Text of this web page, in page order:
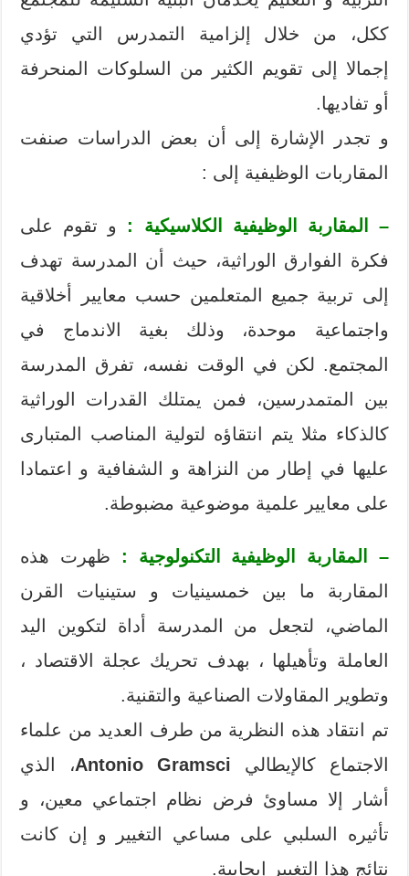
ككل، من خلال إلزامية التمدرس التي تؤدي
إجمالا إلى تقويم الكثير من السلوكات المنحرفة
أو تفاديها.
و تجدر الإشارة إلى أن بعض الدراسات صنفت
المقاربات الوظيفية إلى :
– المقاربة الوظيفية الكلاسيكية : و تقوم على
فكرة الفوارق الوراثية، حيث أن المدرسة تهدف
إلى تربية جميع المتعلمين حسب معايير أخلاقية
واجتماعية موحدة، وذلك بغية الاندماج في
المجتمع. لكن في الوقت نفسه، تفرق المدرسة
بين المتمدرسين، فمن يمتلك القدرات الوراثية
كالذكاء مثلا يتم انتقاؤه لتولية المناصب المتبارى
عليها في إطار من النزاهة و الشفافية و اعتمادا
على معايير علمية موضوعية مضبوطة.
– المقاربة الوظيفية التكنولوجية :
ظهرت هذه
المقاربة ما بين خمسينيات و ستينيات القرن
الماضي، لتجعل من المدرسة أداة لتكوين اليد
العاملة وتأهيلها ، بهدف تحريك عجلة الاقتصاد ،
وتطوير المقاولات الصناعية والتقنية.
تم انتقاد هذه النظرية من طرف العديد من علماء
الاجتماع كالإيطالي Antonio Gramsci، الذي
أشار إلا مساوئ فرض نظام اجتماعي معين، و
تأثيره السلبي على مساعي التغيير و إن كانت
نتائج هذا التغيير إيجابية.